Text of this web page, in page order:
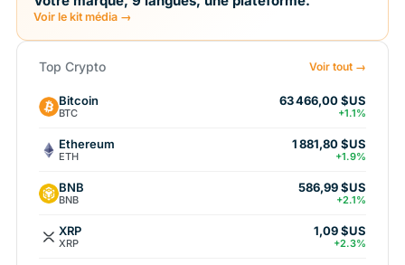
Voir le kit média →
Top Crypto Voir tout →
Bitcoin
BTC
63 466,00 $US
+1.1%
Ethereum
ETH
1 881,80 $US
+1.9%
BNB
BNB
586,99 $US
+2.1%
XRP
XRP
1,09 $US
+2.3%